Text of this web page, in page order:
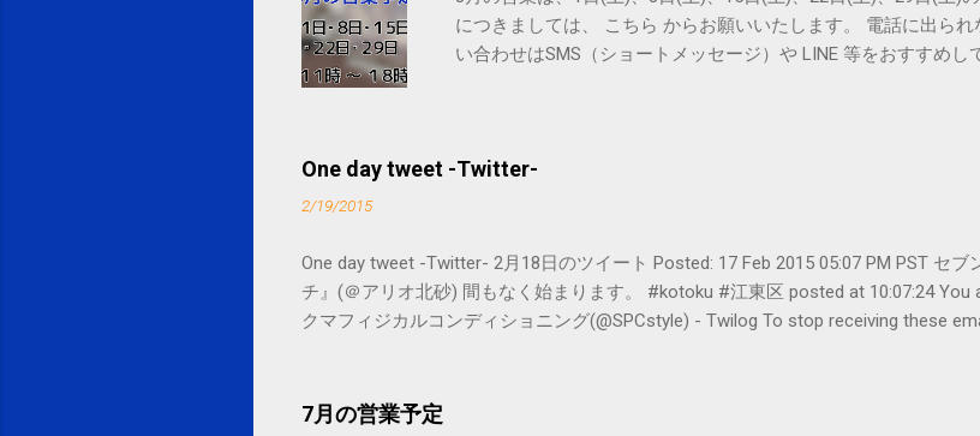
につきましては、 こちら からお願いいたします。 電話に出ら
い合わせはSMS（ショートメッセージ）や LINE 等をおすすめし
One day tweet -Twitter-
2/19/2015
One day tweet -Twitter- 2月18日のツイート Posted: 17 Feb 2015 05:07 PM PST セ
チ』(＠アリオ北砂) 間もなく始まります。 #kotoku #江東区 posted at 10:07:24
クマフィジカルコンディショニング(@SPCstyle) - Twilog To stop receiving these
7月の営業予定